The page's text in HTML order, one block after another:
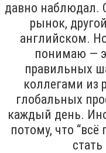
давно наблюдал.
рынок,
английском.
понимаю —
правильных
коллегами из
глобальных
каждый день.
потому, что